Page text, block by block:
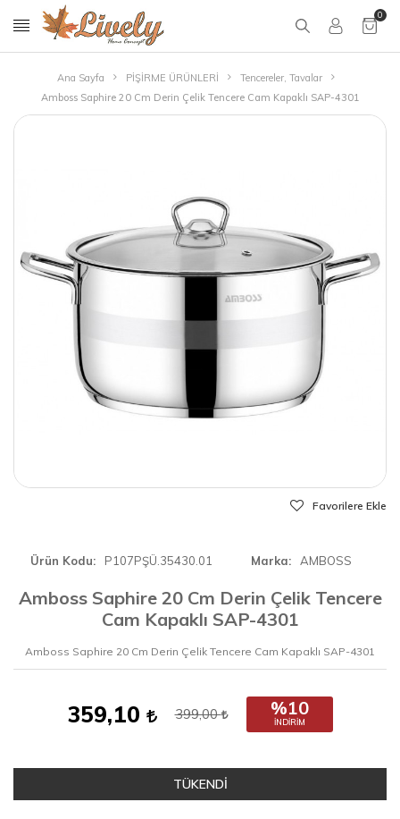
0
Ana Sayfa PİŞİRME ÜRÜNLERİ
Tencereler, Tavalar
Amboss Saphire 20 Cm Derin Çelik Tencere Cam Kapaklı SAP-4301
Favorilere Ekle
Ürün Kodu P107PŞÜ.35430.01 Marka AMBOSS
Amboss Saphire 20 Cm Derin Çelik Tencere
Cam Kapaklı SAP-4301
Amboss Saphire 20 Cm Derin Çelik Tencere Cam Kapaklı SAP-4301
359,10 399,00 %10
İNDIRIM
TÜKENDİ